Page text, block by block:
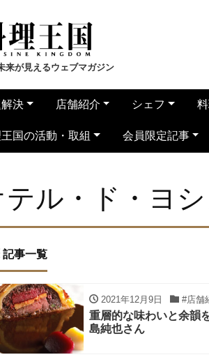
来が見えるウェブマガジン
決 店舗紹介 シェフ
国の活動・取組 会員限定記事
テル・ド・ヨ
記事一覧
2021年12月9日 #店舗
重層的な味わいと余韻
島純也さん